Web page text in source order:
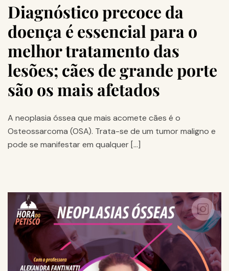
Diagnóstico precoce da
doença é essencial para o
melhor tratamento das
lesões; cães de grande porte
são os mais afetados
A neoplasia óssea que mais acomete cães é o
Osteossarcoma (OSA). Trata-se de um tumor maligno e
pode se manifestar em qualquer […]